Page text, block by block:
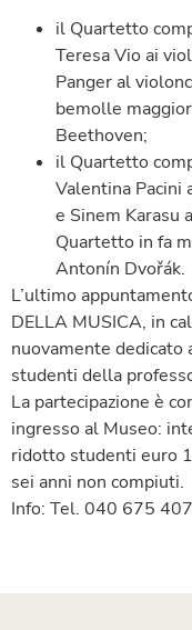
il Quartetto
Teresa Vio ai
Panger al
bemolle
Beethoven;
il Quartetto
Valentina Pacini
e Sinem
Quartetto in fa
Antonín Dvořák.
L’ultimo
DELLA MUSICA, in
nuovamente dedicato
studenti della
La partecipazione è
ingresso al Museo:
ridotto studenti euro
sei anni non compiuti.
Info: Tel. 040 675